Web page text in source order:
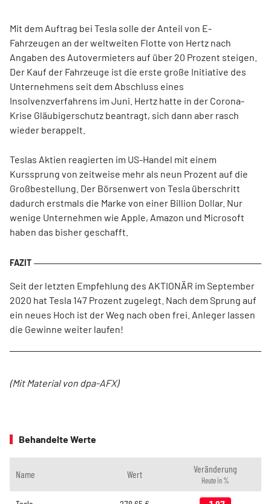
Mit dem Auftrag bei Tesla solle der Anteil von E-
Fahrzeugen an der weltweiten Flotte von Hertz nach
Angaben des Autovermieters auf über 20 Prozent steigen.
Der Kauf der Fahrzeuge ist die erste große Initiative des
Unternehmens seit dem Abschluss eines
Insolvenzverfahrens im Juni. Hertz hatte in der Corona-
Krise Gläubigerschutz beantragt, sich dann aber rasch
wieder berappelt.
Teslas Aktien reagierten im US-Handel mit einem
Kurssprung von zeitweise mehr als neun Prozent auf die
Großbestellung. Der Börsenwert von Tesla überschritt
dadurch erstmals die Marke von einer Billion Dollar. Nur
wenige Unternehmen wie Apple, Amazon und Microsoft
haben das bisher geschafft.
Seit der letzten Empfehlung des AKTIONÄR im September
2020 hat Tesla 147 Prozent zugelegt. Nach dem Sprung auf
ein neues Hoch ist der Weg nach oben frei. Anleger lassen
die Gewinne weiter laufen!
(Mit Material von dpa-AFX)
Behandelte Werte
Name Wert Veränderung
Heute in %